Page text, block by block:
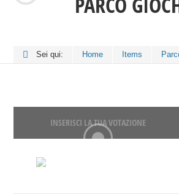
Sei qui: Home Items
INSERISCI LA TUA VOTAZIONE